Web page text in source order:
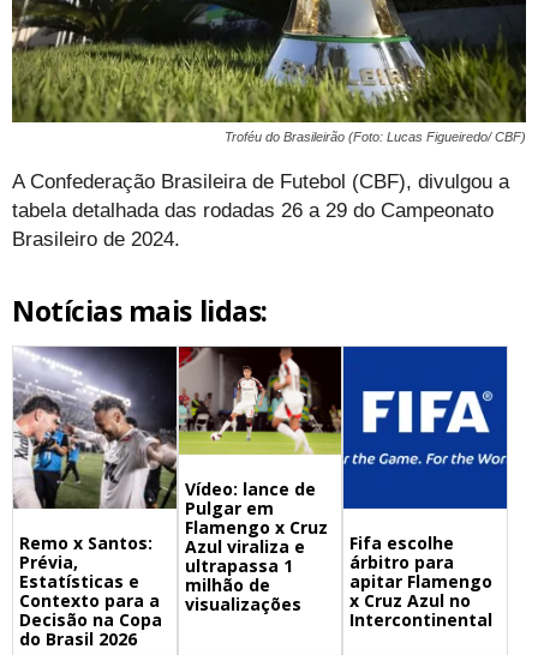
Troféu do Brasileirão (Foto: Lucas Figueiredo/ CBF)
A Confederação Brasileira de Futebol (CBF), divulgou a
tabela detalhada das rodadas 26 a 29 do Campeonato
Brasileiro de 2024.
Notícias mais lidas:
Remo x Santos:
Prévia,
Estatísticas e
Contexto para a
Decisão na Copa
do Brasil 2026
Vídeo: lance de
Pulgar em
Flamengo x Cruz
Azul viraliza e
ultrapassa 1
milhão de
visualizações
Fifa escolhe
árbitro para
apitar Flamengo
x Cruz Azul no
Intercontinental